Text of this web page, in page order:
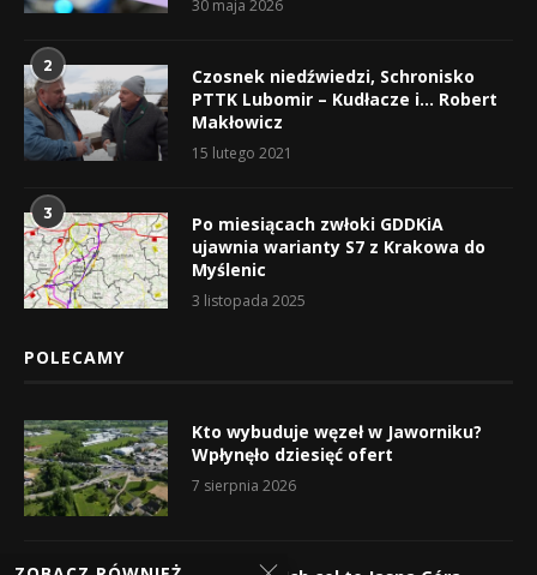
30 maja 2026
2
Czosnek niedźwiedzi, Schronisko
PTTK Lubomir – Kudłacze i… Robert
Makłowicz
15 lutego 2021
3
Po miesiącach zwłoki GDDKiA
ujawnia warianty S7 z Krakowa do
Myślenic
3 listopada 2025
POLECAMY
Kto wybuduje węzeł w Jaworniku?
Wpłynęło dziesięć ofert
7 sierpnia 2026